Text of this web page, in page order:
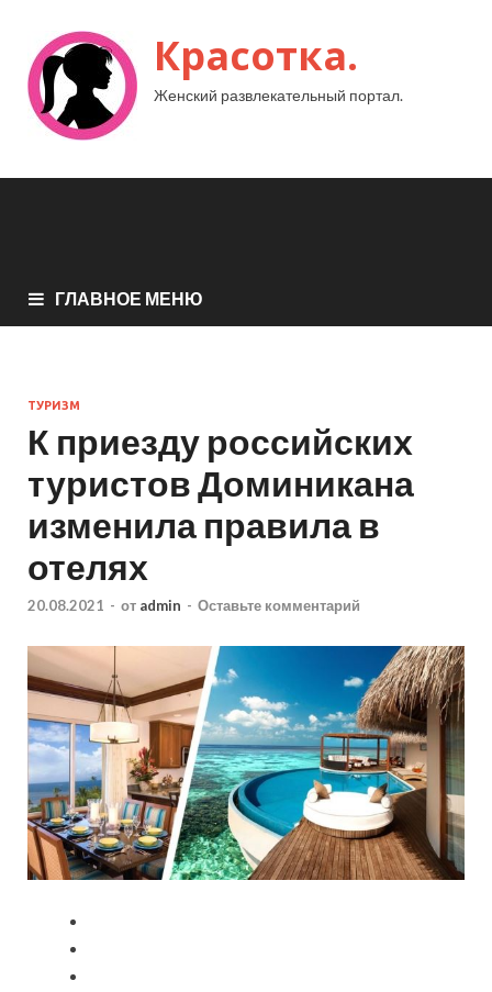
Красотка.
Женский развлекательный портал.
ГЛАВНОЕ МЕНЮ
ТУРИЗМ
К приезду российских
туристов Доминикана
изменила правила в
отелях
20.08.2021 - от admin - Оставьте комментарий